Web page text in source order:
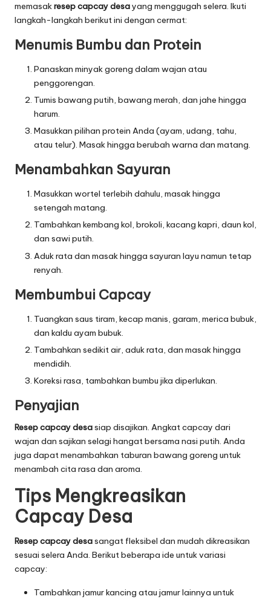
memasakresep capcaydesayang menggugah selera. Ikuti
langkah-langkah berikut ini dengan cermat:
Menumis Bumbu dan Protein
Panaskan minyak goreng dalam wajan atau
penggorengan.
Tumis bawang putih, bawang merah, dan jahe hingga
harum.
Masukkan pilihan protein Anda (ayam, udang, tahu,
atau telur). Masak hingga berubah warna dan matang.
Menambahkan Sayuran
Masukkan wortel terlebih dahulu, masak hingga
setengah matang.
Tambahkan kembang kol, brokoli, kacang kapri, daun kol,
dan sawi putih.
Aduk rata dan masak hingga sayuran layu namun tetap
renyah.
Membumbui Capcay
Tuangkan saus tiram, kecap manis, garam, merica bubuk,
dan kaldu ayam bubuk.
Tambahkan sedikit air, aduk rata, dan masak hingga
mendidih.
Koreksi rasa, tambahkan bumbu jika diperlukan.
Penyajian
Resep capcaydesasiap disajikan. Angkat capcay dari
wajan dan sajikan selagi hangat bersama nasi putih. Anda
juga dapat menambahkan taburan bawang goreng untuk
menambah cita rasa dan aroma.
Tips Mengkreasikan
Capcay Desa
Resep capcay desasangat fleksibel dan mudah dikreasikan
sesuai selera Anda. Berikut beberapa ide untuk variasi
capcay:
Tambahkan jamur kancing atau jamur lainnya untuk